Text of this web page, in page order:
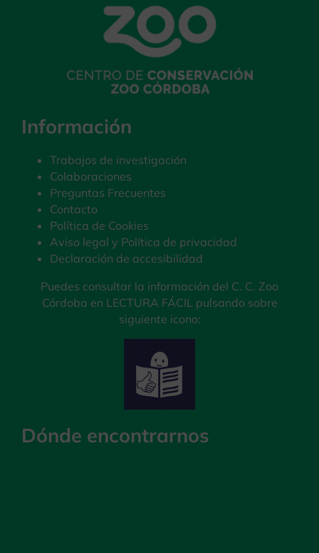
Información
Trabajos de investigación
Colaboraciones
Preguntas Frecuentes
Contacto
Política de Cookies
Aviso legal y Política de privacidad
Declaración de accesibilidad
Puedes consultar la información del C. C. Zoo
Córdoba en LECTURA FÁCIL pulsando sobre
siguiente icono:
Dónde encontrarnos